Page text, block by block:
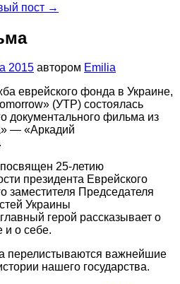
пост →
2015 автором Emilia
еврейского фонда в Украине,
(УТР) состоялась
документального фильма из
— «Аркадий
25-летию
президента Еврейского
заместителя Председателя
Украины
герой рассказывает о
и о себе.
перелистываются важнейшие
нашего государства.